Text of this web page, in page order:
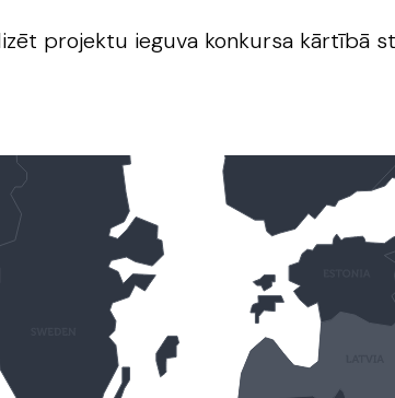
projektu ieguva konkursa kārtībā